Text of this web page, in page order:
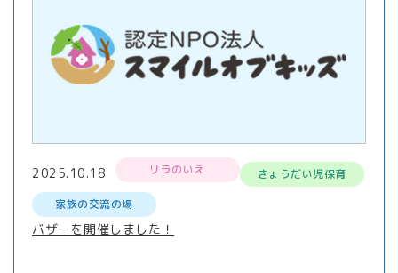
2025.10.18 リラのいえ
きょうだい児保育
家族の交流の場
バザーを開催しました！